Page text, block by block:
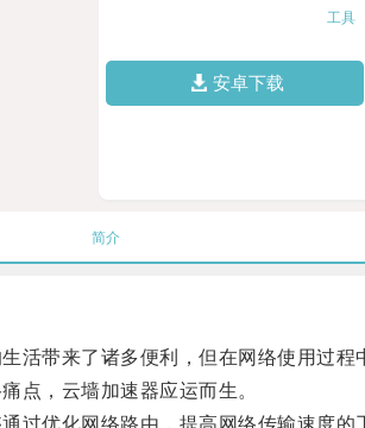
工具
安卓下载
简介
带来了诸多便利，但在网络使用过程
，云墙加速器应运而生。
优化网络路由，提高网络传输速度的